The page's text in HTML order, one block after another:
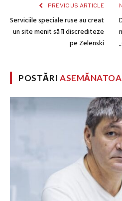
PREVIOUS ARTICLE
Serviciile speciale ruse au creat
un site menit să îl discrediteze
pe Zelenski
POSTĂRI